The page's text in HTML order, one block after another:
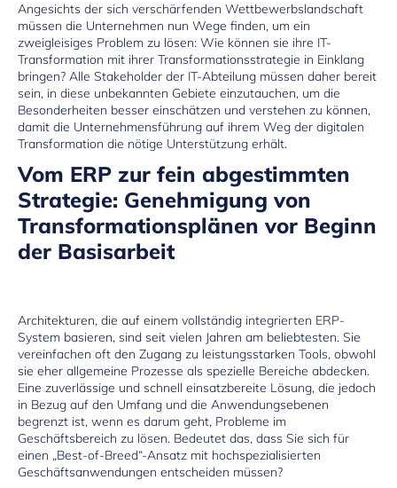
Angesichts der sich verschärfenden Wettbewerbslandschaft
müssen die Unternehmen nun Wege finden, um ein
zweigleisiges Problem zu lösen: Wie können sie ihre IT-
Transformation mit ihrer Transformationsstrategie in Einklang
bringen? Alle Stakeholder der IT-Abteilung müssen daher bereit
sein, in diese unbekannten Gebiete einzutauchen, um die
Besonderheiten besser einschätzen und verstehen zu können,
damit die Unternehmensführung auf ihrem Weg der digitalen
Transformation die nötige Unterstützung erhält.
Vom ERP zur fein abgestimmten
Strategie: Genehmigung von
Transformationsplänen vor Beginn
der Basisarbeit
Architekturen, die auf einem vollständig integrierten ERP-
System basieren, sind seit vielen Jahren am beliebtesten. Sie
vereinfachen oft den Zugang zu leistungsstarken Tools, obwohl
sie eher allgemeine Prozesse als spezielle Bereiche abdecken.
Eine zuverlässige und schnell einsatzbereite Lösung, die jedoch
in Bezug auf den Umfang und die Anwendungsebenen
begrenzt ist, wenn es darum geht, Probleme im
Geschäftsbereich zu lösen. Bedeutet das, dass Sie sich für
einen „Best-of-Breed“-Ansatz mit hochspezialisierten
Geschäftsanwendungen entscheiden müssen?